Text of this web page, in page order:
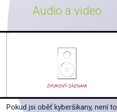
Audio a video
Pokud jsi oběť kyberšikany, není to